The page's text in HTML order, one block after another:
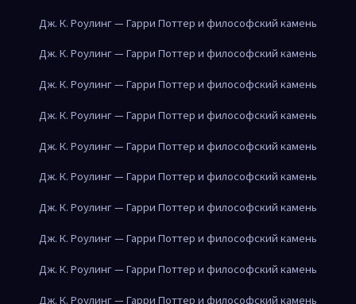
Дж. К. Роулинг — Гарри Поттер и философский камень
Дж. К. Роулинг — Гарри Поттер и философский камень
Дж. К. Роулинг — Гарри Поттер и философский камень
Дж. К. Роулинг — Гарри Поттер и философский камень
Дж. К. Роулинг — Гарри Поттер и философский камень
Дж. К. Роулинг — Гарри Поттер и философский камень
Дж. К. Роулинг — Гарри Поттер и философский камень
Дж. К. Роулинг — Гарри Поттер и философский камень
Дж. К. Роулинг — Гарри Поттер и философский камень
Дж. К. Роулинг — Гарри Поттер и философский камень